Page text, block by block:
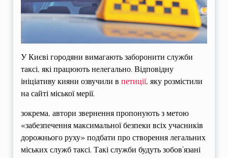
У Києві городяни вимагають заборонити служби
таксі, які працюють нелегально. Відповідну
ініціативу кияни озвучили впетиції, яку розмістили
на сайті міської мерії.
зокрема, автори звернення пропонують з метою
«забезпечення максимальної безпеки всіх учасників
дорожнього руху» подбати про створення легальних
міських служб таксі. Такі служби будуть зобов’язані